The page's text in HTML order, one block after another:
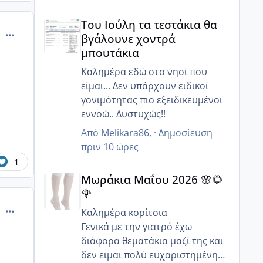
comment_990991
1
comment_990992
τιμή. Η ενδοκρινολόγος βέβαια
μου είπε ότι δεν έχω κάποιο
πρόβλημα, είναι λόγω
εγκυμοσύνης - κάναμε κι
επόμενο τσεκ στον 5ο μήνα,
αλλά προβληματίζομαι γιατί δεν
παίρνω πολύ βάρος όπως νόμιζα
:/
Του Ιούλη τα τεστάκια θα βγάλουνε χοντρά
Του Ιούλη τα τεστάκια θα
βγάλουνε χοντρά
μπουτάκια
Καλημέρα εδώ στο νησί που
είμαι... Δεν υπάρχουν ειδικοί
γονιμότητας πιο εξειδικευμένοι
εννοώ.. Δυστυχώς!!
Από Melikara86, · Δημοσίευση
πριν 10 ώρες
Μωράκια Μαΐου 2026 🌸🌻🌹
Μωράκια Μαΐου 2026 🌸🌻
🌹
Καλημέρα κορίτσια
Γενικά με την γιατρό έχω
διάφορα θεματάκια μαζί της και
δεν ειμαι πολύ ευχαριστημένη